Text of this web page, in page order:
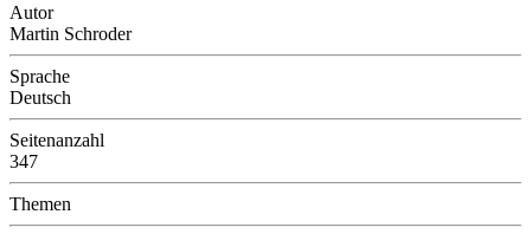
Autor
Martin Schroder
Sprache
Deutsch
Seitenanzahl
347
Themen